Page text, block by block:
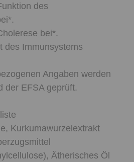
des
bei*.
des Immunsystems
Angaben werden
der EFSA geprüft.
Kurkumawurzelextrakt
Ätherisches Öl